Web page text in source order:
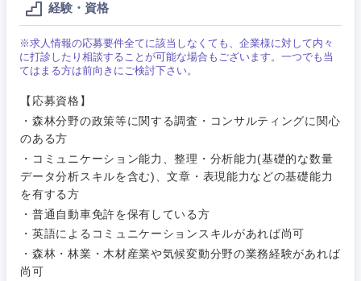
経験・資格
※求人情報の応募要件全てに該当しなくても、企業様に対して内々
に打診したり相談することが可能な場合もございます。一つでも当
てはまる方は前向きにご検討下さい。
【応募資格】
・森林分野の政策等に関する調査・コンサルティングに関心
のある方
・コミュニケーション能力、整理・分析能力(基礎的な数量
データ分析スキルを含む)、文章・表現能力などの基礎能力
を有する方
・普通自動車免許を保有している方
・英語によるコミュニケーションスキルがあれば尚可
・森林・林業・木材産業や気候変動分野の業務経験があれば
尚可
経営ボー
ド
管理
SCM
人事
マーケテ
ィング
営業
事業管理
政策渉外
管理
SCM
人事
マーケティング
営業
サービス
クリエイティブ
自動車・機械・船舶
食品・化粧品・アパレル・消費財
メディカル・ヘルスケア・ライフサイエンス
宮城県
福島県
推奨年齢
40代 50代
フリーワード
こだわり条件を入力ください
急募 第二新卒